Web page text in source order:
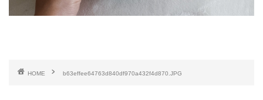
HOME b63effee64763d840df970a432f4d870.JPG